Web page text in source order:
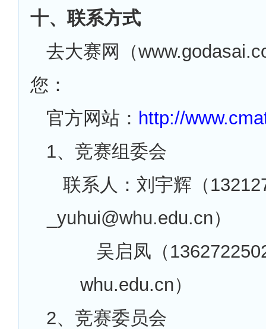
十、联系方式
去大赛网（
您：
官方网站： http://
1、竞赛组委会
联系人：刘宇辉（
_yuhui@whu.edu.cn）
吴启凤（
whu.edu.cn）
2、竞赛委员会